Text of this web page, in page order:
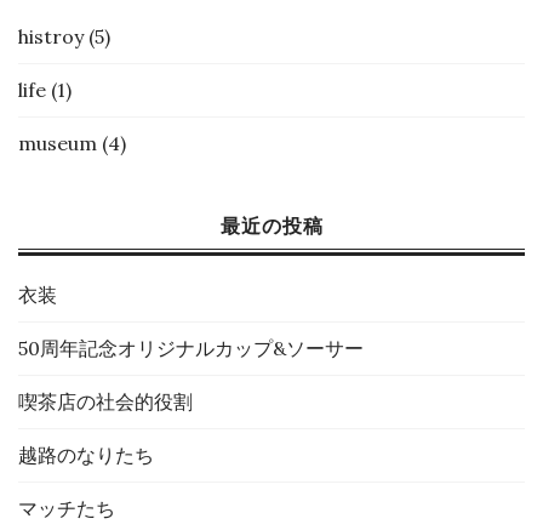
histroy(5)
life (1)
museum (4)
最近の投稿
衣装
50周年記念オリジナルカップ&ソーサー
喫茶店の社会的役割
越路のなりたち
マッチたち